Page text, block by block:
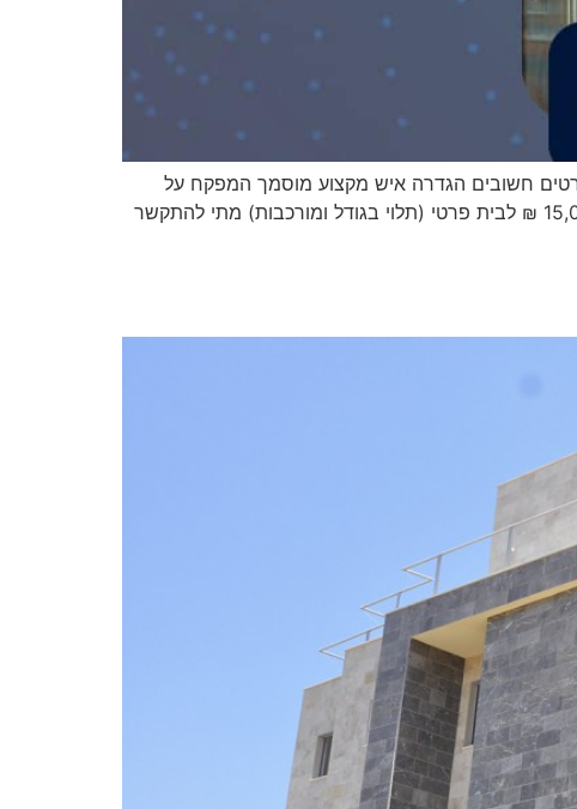
מפקח בניה: נושא פרטים חשובים הגדרה איש מקצוע מוסמך המפקח על
איכות הבנייה ועמידה בתקנים חובת הסמכה נדרשת הסמכה מאת משרד הבינוי והשיכון עלות ממוצעת 15,000-40,000 ₪ לבית פרטי (תלוי בגודל ומורכבות) מתי להתקשר